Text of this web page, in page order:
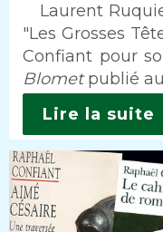
Intro
Laurent
"Les Grosses
Confiant pour
Blometpublié
Lire la suite